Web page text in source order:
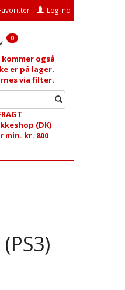
Log ind
0
også
er på lager.
via filter.
(DK)
min. kr. 800